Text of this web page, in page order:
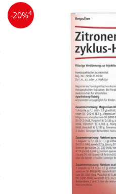
ÜBERSICHT AKTIONEN
ÜBERSICHT KATEGORIEN
Körperpflege & Kosmetik
-20%4